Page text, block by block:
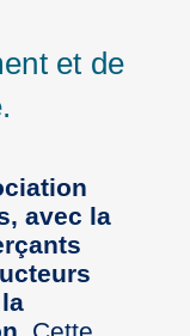
et de
avec la